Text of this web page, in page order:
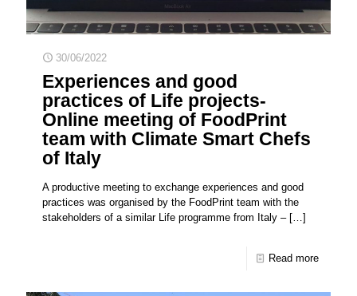
30/06/2022
Experiences and good
practices of Life projects-
Online meeting of FoodPrint
team with Climate Smart Chefs
of Italy
A productive meeting to exchange experiences and good
practices was organised by the FoodPrint team with the
stakeholders of a similar Life programme from Italy –[…]
Read more